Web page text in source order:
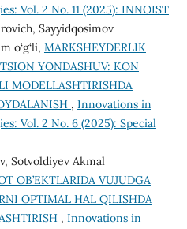
Vol. 2 No. 11 (2025): INNOIST
Sayyidqosimov
o‘g‘li, MARKSHEYDERLIK
YONDASHUV: KON
MODELLASHTIRISHDA
, Innovations in
Vol. 2 No. 6 (2025): Special
Sotvoldiyev Akmal
OB’EKTLARIDA VUJUDGA
OPTIMAL HAL QILISHDA
, Innovations in